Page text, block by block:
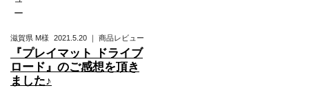
滋賀県 M様 2021.5.20 ｜ 商品レビュー
『プレイマット ドライブ
ロード』のご感想を頂き
ました♪